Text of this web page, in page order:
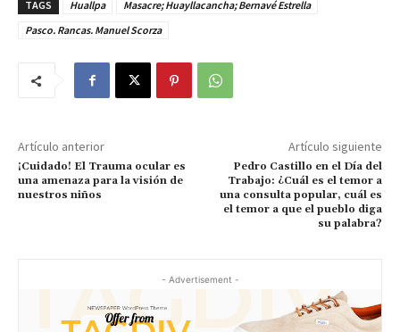
TAGS Huallpa
Masacre; Huayllacancha; Bernavé Estrella
Pasco. Rancas. Manuel Scorza
Artículo anterior
¡Cuidado! El Trauma ocular es
una amenaza para la visión de
nuestros niños
Artículo siguiente
Pedro Castillo en el Día del
Trabajo: ¿Cuál es el temor a
una consulta popular, cuál es
el temor a que el pueblo diga
su palabra?
- Advertisement -